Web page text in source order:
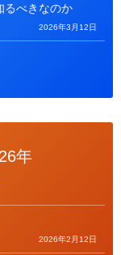
るべきなのか
2026年3月12日
年
2026年2月12日